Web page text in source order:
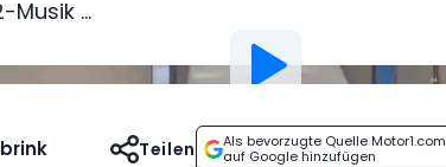
...
Als bevorzugte Quelle Motor1.com
auf Google hinzufügen
Teilen